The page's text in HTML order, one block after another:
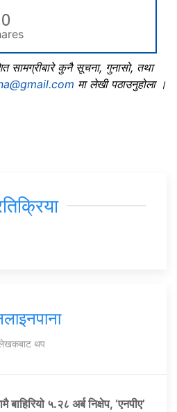
0
सामग्रीबारे कुनै सूचना, गुनासो, तथा
मा लेखी पठाउनुहोला ।
थप
५.२८ अर्ब निक्षेप, ‘एनपीए’